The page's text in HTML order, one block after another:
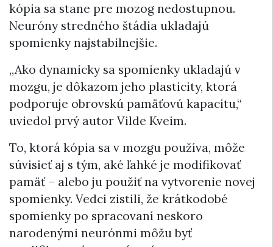
kópia sa stane pre mozog nedostupnou.
Neuróny stredného štádia ukladajú
spomienky najstabilnejšie.
„Ako dynamicky sa spomienky ukladajú v
mozgu, je dôkazom jeho plasticity, ktorá
podporuje obrovskú pamäťovú kapacitu,“
uviedol prvý autor Vilde Kveim.
To, ktorá kópia sa v mozgu používa, môže
súvisieť aj s tým, aké ľahké je modifikovať
pamäť – alebo ju použiť na vytvorenie novej
spomienky. Vedci zistili, že krátkodobé
spomienky po spracovaní neskoro
narodenými neurónmi môžu byť